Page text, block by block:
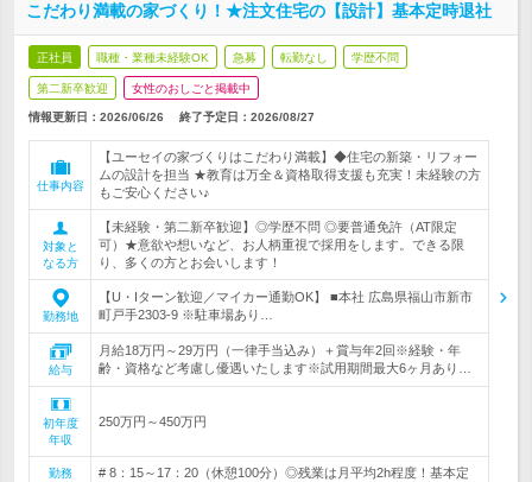
こだわり満載の家づくり！★注文住宅の【設計】基本定時退社
正社員 職種・業種未経験OK 急募 転勤なし 学歴不問
第二新卒歓迎 女性のおしごと掲載中
情報更新日：2026/06/26 終了予定日： 2026/08/27
仕事内容
【ユーセイの家づくりはこだわり満載】◆住宅の新築・リフォー
ムの設計を担当 ★教育は万全＆資格取得支援も充実！未経験の方
もご安心ください♪
対象と
なる方
【未経験・第二新卒歓迎】◎学歴不問 ◎要普通免許（AT限定
可）★意欲や想いなど、お人柄重視で採用をします。できる限
り、多くの方とお会いします！
勤務地
【U・Iターン歓迎／マイカー通勤OK】 ■本社 広島県福山市新市
町戸手2303-9 ※駐車場あり…
給与
月給18万円～29万円（一律手当込み）＋賞与年2回※経験・年
齢・資格など考慮し優遇いたします※試用期間最大6ヶ月あり…
初年度
年収
250万円～450万円
勤務
# 8：15～17：20（休憩100分）◎残業は月平均2h程度！基本定